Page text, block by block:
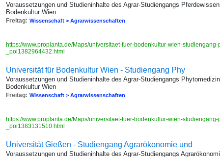
Voraussetzungen und Studieninhalte des Agrar-Studiengangs
Bodenkultur Wien
Freitag: Wissenschaft > Agrarwissenschaften
https://www.proplanta.de/Maps/universitaet-fuer-bodenkultur-wien-
_poi1382964432.html
Universität für Bodenkultur Wien - Studiengang Phy
Voraussetzungen und Studieninhalte des Agrar-Studiengangs
Bodenkultur Wien
Freitag: Wissenschaft > Agrarwissenschaften
https://www.proplanta.de/Maps/universitaet-fuer-bodenkultur-wien-
_poi1383131510.html
Universität Gießen - Studiengang Agrarökonomie und
Voraussetzungen und Studieninhalte des Agrar-Studiengangs